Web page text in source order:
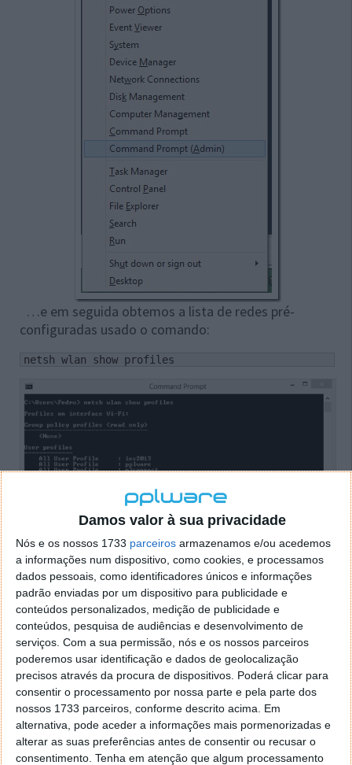
Damos valor à sua privacidade
Nós e os nossos 1733 parceiros armazenamos e/ou acedemos
a informações num dispositivo, como cookies, e processamos
dados pessoais, como identificadores únicos e informações
padrão enviadas por um dispositivo para publicidade e
conteúdos personalizados, medição de publicidade e
conteúdos, pesquisa de audiências e desenvolvimento de
serviços. Com a sua permissão, nós e os nossos parceiros
poderemos usar identificação e dados de geolocalização
precisos através da procura de dispositivos. Poderá clicar para
consentir o processamento por nossa parte e pela parte dos
nossos 1733 parceiros, conforme descrito acima. Em
alternativa, pode aceder a informações mais pormenorizadas e
alterar as suas preferências antes de consentir ou recusar o
consentimento. Tenha em atenção que algum processamento
…e em seguida obtemos a lista de redes pré-
configuradas usado o comando:
netsh wlan show profiles
Para remover uma das redes, basta que use o
seguinte comando:
netsh wlan delete profile name="nome_perfil"
Exemplo
netsh wlan delete profile name="ies2013"